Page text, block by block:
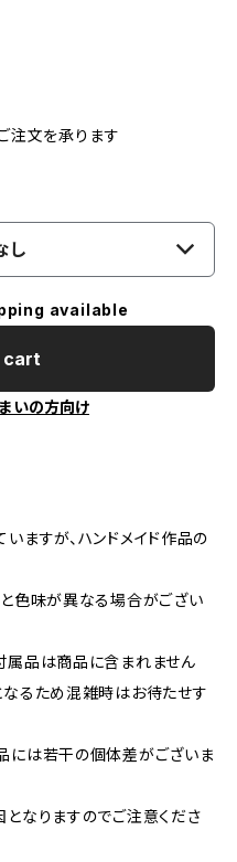
文を承ります
し
available
cart
いの方向け
ますが、ハンドメイド作品の
色味が異なる場合がござい
品は商品に含まれません
なるため混雑時はお待たせす
は若干の個体差がございま
なりますのでご注意くださ